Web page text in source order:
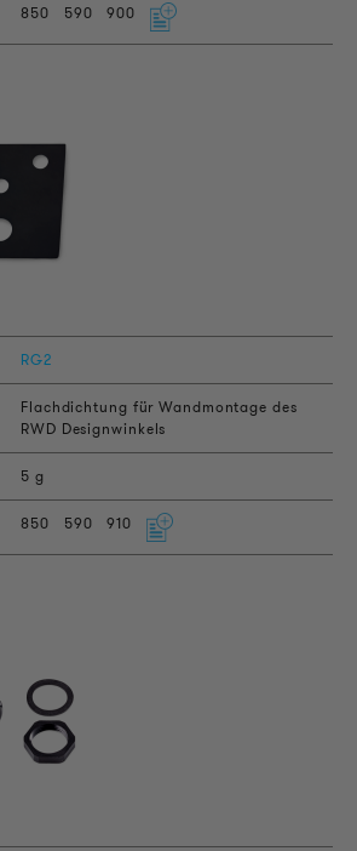
850 590 900
RG2
Flachdichtung für Wandmontage des
RWD Designwinkels
5 g
850 590 910